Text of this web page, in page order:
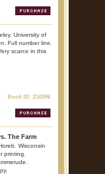
University of
Full number line.
scarce in this
Book ID: 216596
The Farm
Wisconsin
printing.